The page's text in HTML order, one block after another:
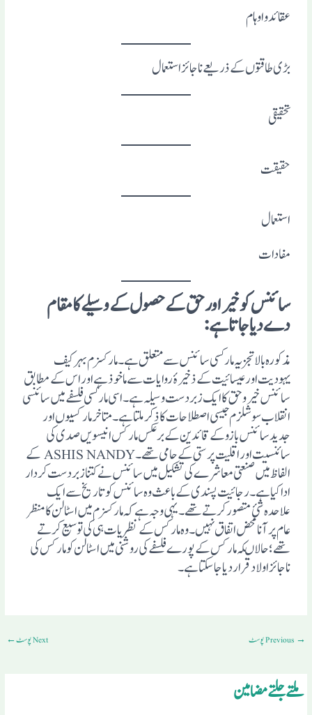
عقائد و اوہام
بڑی طاقتوں کے ذریعے ناجائز استعمال
تحقیقی
حقیقت
استعمال
مفادات
سائنس کو خیر اور حق کے حصول کے وسیلے کامقام
دے دیا جاتا ہے:
مذکورہ بالا تجزیہ مارکسی سائنس سے متعلق ہے۔ مارکسزم بہرکیف
یہودیت اور عیسائیت کے ذخیرۂ روایات سے ماخوذ ہے اور اس کے مطابق
سائنس خیر و حق کا ایک زبردست وسیلہ ہے۔ اسی مارکسی فلسفے میں سائنسی
انقلاب سوشلزم جیسی اصطلاحات کا ذکر ملتا ہے۔ متاخر مارکسیوں اور
جدید سائنس بازو کے قائدین کے برعکس مارکس انیسویں صدی کی
سائنسیت او ر اقلیت پرستی کے حامی تھے۔ ASHIS NANDY کے
الفاظ میں صنعتی معاشرے کی تشکیل میں سائنس نے کتنا زبردست کردار
ادا کیا ہے۔ رجائیت پسندی کے باعث وہ سائنس کو تاریخ سے ایک
علاحدہ شئ متصور کرتے تھے۔ یہی وجہ ہے کہ مارکسزم میں اسٹالن کا منظر
عام پر آنا محض اتفاق نہیں۔ وہ مارکس کے نظریات ہی کی توسیع کرتے
تھے؛ حالاںکہ مارکس کے پورے فلسفے کی روشنی میں اسٹالن کو مارکس کی
ناجائز اولاد قرار دیا جاسکتا ہے۔
→ Next پوسٹ ←
ملتے جلتے مضامین